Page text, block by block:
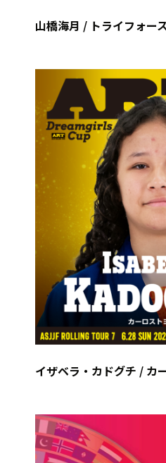
山橋海月 / トライフォー
イザベラ・カドグチ / カ